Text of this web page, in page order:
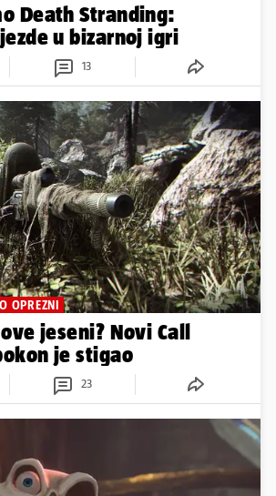
Death Stranding:
u bizarnoj igri
13
OPREZNI
jeseni? Novi Call
je stigao
23